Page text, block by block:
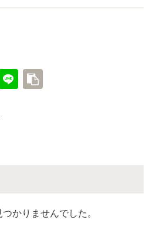
かりませんでした。